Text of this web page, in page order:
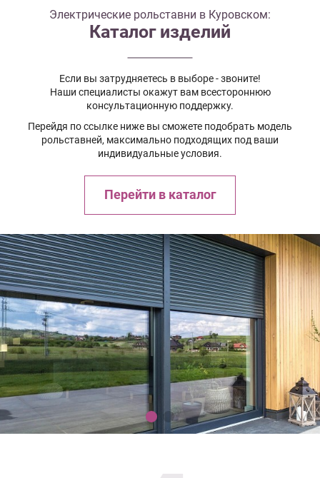
Электрические рольставни в Куровском:
Каталог изделий
Если вы затрудняетесь в выборе - звоните!
Наши специалисты окажут вам всестороннюю
консультационную поддержку.
Перейдя по ссылке ниже вы сможете подобрать модель
рольставней, максимально подходящих под ваши
индивидуальные условия.
Перейти в каталог